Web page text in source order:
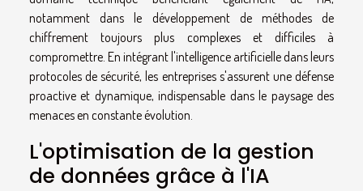
notamment dans le développement de méthodes de
chiffrement toujours plus complexes et difficiles à
compromettre. En intégrant l'intelligence artificielle dans leurs
protocoles de sécurité, les entreprises s'assurent une défense
proactive et dynamique, indispensable dans le paysage des
menaces en constante évolution.
L'optimisation de la gestion
de données grâce à l'IA